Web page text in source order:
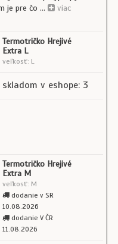
je pre čo ...
viac
Termotričko Hrejivé
Extra L
veľkosť: L
skladom v eshope: 3
Termotričko Hrejivé
Extra M
veľkosť: M
dodanie v SR
10.08.2026
dodanie V ČR
11.08.2026